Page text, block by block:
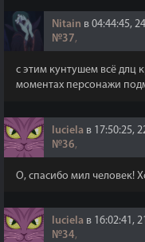
Nitain в 04:44:45,
№37,
с этим кунтушем всё длц
моментах персонажи
luciela в 17:50:25,
№36,
О, спасибо мил человек!
luciela в 16:02:41,
№34,